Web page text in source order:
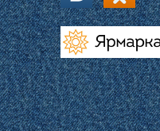
vk.com ok.ru
livemaster.ru